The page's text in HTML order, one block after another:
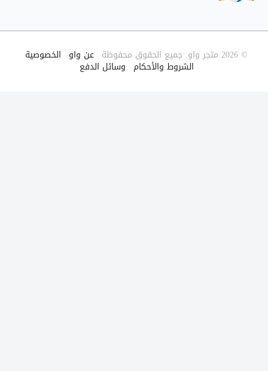
© 2026 متجر واو. جميع الحقوق محفوظة عن واو الخصوصية
الشروط والأحكام وسائل الدفع